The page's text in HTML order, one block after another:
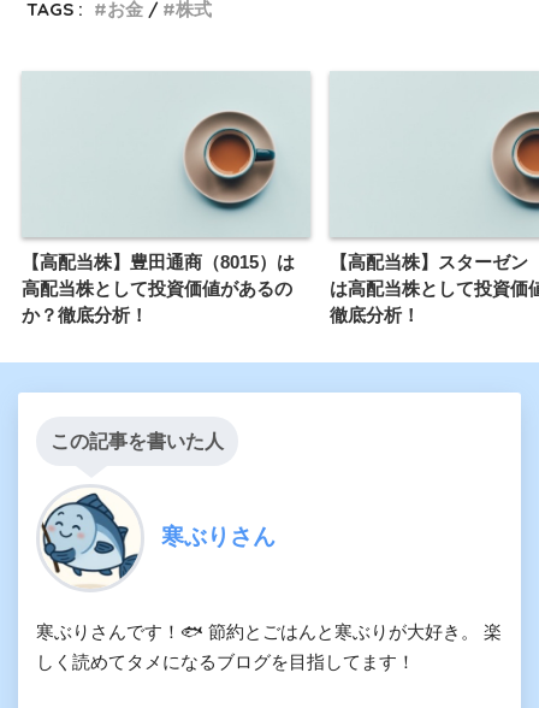
TAGS : お金 株式
【高配当株】豊田通商（8015）は
高配当株として投資価値があるの
か？徹底分析！
【高配当株】スターゼン
は高配当株として投資価
徹底分析！
この記事を書いた人
寒ぶりさん
寒ぶりさんです！🐟 節約とごはんと寒ぶりが大好き。 楽
しく読めてタメになるブログを目指してます！